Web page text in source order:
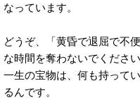
なっています。
どうぞ、「黄昏で退屈で不
な時間を奪わないでください
一生の宝物は、何も持って
るんです。